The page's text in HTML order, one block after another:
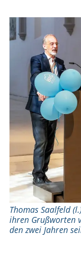
Thomas Saalfeld
ihren Grußworten
den zwei Jahren